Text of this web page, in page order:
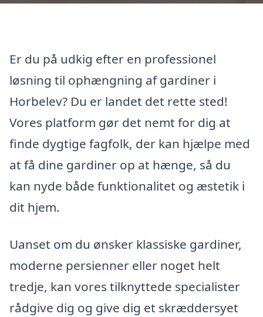
Er du på udkig efter en professionel
løsning til ophængning af gardiner i
Horbelev? Du er landet det rette sted!
Vores platform gør det nemt for dig at
finde dygtige fagfolk, der kan hjælpe med
at få dine gardiner op at hænge, så du
kan nyde både funktionalitet og æstetik i
dit hjem.
Uanset om du ønsker klassiske gardiner,
moderne persienner eller noget helt
tredje, kan vores tilknyttede specialister
rådgive dig og give dig et skræddersyet